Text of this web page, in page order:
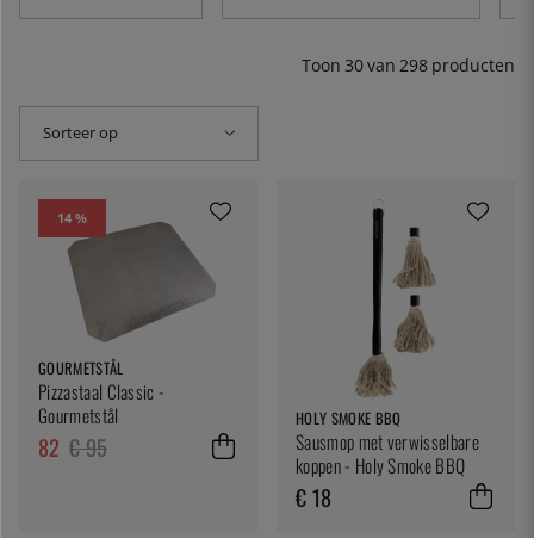
van een houtgestookte pizzaoven van Santa, ben je hier
Toon 30van 298 producten
Sorteer op
14 %
GOURMETSTÅL
Pizzastaal Classic -
Gourmetstål
82 € 95
HOLY SMOKE BBQ
Sausmop met verwisselbare
koppen - Holy Smoke BBQ
€ 18